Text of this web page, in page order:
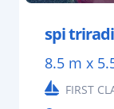
spi
8.5 m x
FIRST